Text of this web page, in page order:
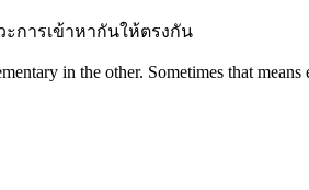
การเข้าหากันให้ตรงกัน
in the other. Sometimes that